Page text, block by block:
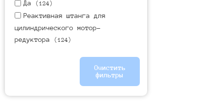
Да (124)
Реактивная штанга для
цилиндрического мотор-
редуктора
(124)
Очистить
фильтры